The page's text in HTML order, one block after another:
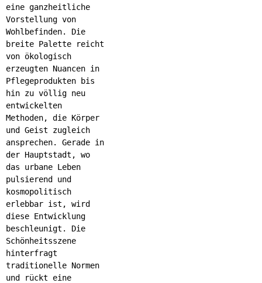
eine ganzheitliche
Vorstellung von
Wohlbefinden. Die
breite Palette reicht
von ökologisch
erzeugten Nuancen in
Pflegeprodukten bis
hin zu völlig neu
entwickelten
Methoden, die Körper
und Geist zugleich
ansprechen. Gerade in
der Hauptstadt, wo
das urbane Leben
pulsierend und
kosmopolitisch
erlebbar ist, wird
diese Entwicklung
beschleunigt. Die
Schönheitsszene
hinterfragt
traditionelle Normen
und rückt eine